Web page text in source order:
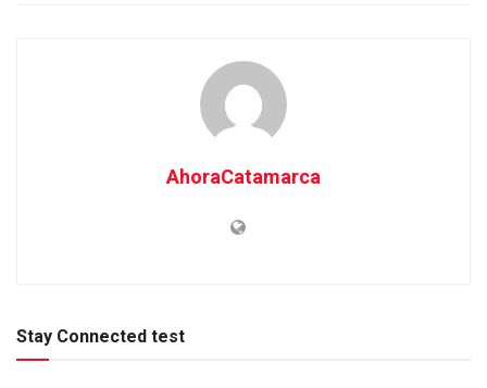
AhoraCatamarca
Stay Connected test